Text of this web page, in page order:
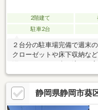
2階建て
駐車2台
２台分の駐車場完備で週末
クローゼットや床下収納な
要採光面：南向き新築時・
静岡県静岡市葵